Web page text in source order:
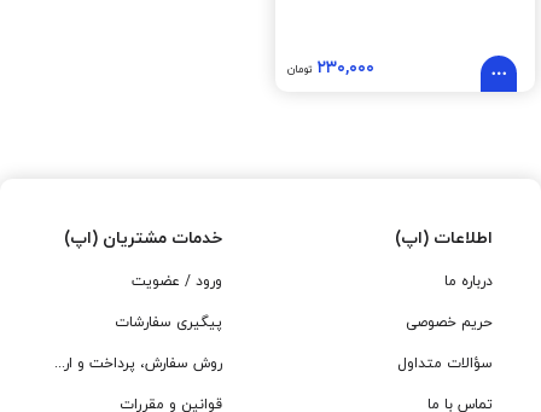
۲۳۰,۰۰۰ تومان
اطلاعات (اپ)
درباره ما
حریم خصوصی
سؤالات متداول
تماس با ما
خدمات مشتریان (اپ)
ورود / عضویت
پیگیری سفارشات
روش سفارش، پرداخت و ارسال
قوانین و مقررات